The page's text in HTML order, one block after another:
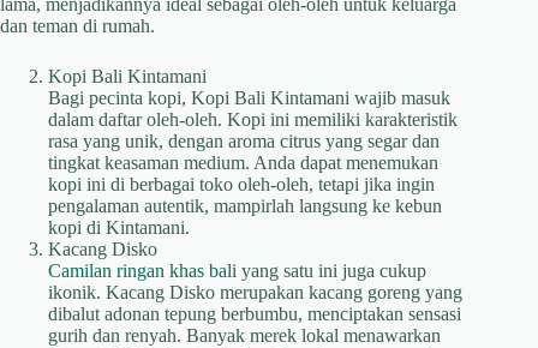
lama, menjadikannya ideal sebagai oleh-oleh untuk keluarga
dan teman di rumah.
Kopi Bali Kintamani
Bagi pecinta kopi, Kopi Bali Kintamani wajib masuk
dalam daftar oleh-oleh. Kopi ini memiliki karakteristik
rasa yang unik, dengan aroma citrus yang segar dan
tingkat keasaman medium. Anda dapat menemukan
kopi ini di berbagai toko oleh-oleh, tetapi jika ingin
pengalaman autentik, mampirlah langsung ke kebun
kopi di Kintamani.
Kacang Disko
Camilan ringan khas bali yang satu ini juga cukup
ikonik. Kacang Disko merupakan kacang goreng yang
dibalut adonan tepung berbumbu, menciptakan sensasi
gurih dan renyah. Banyak merek lokal menawarkan